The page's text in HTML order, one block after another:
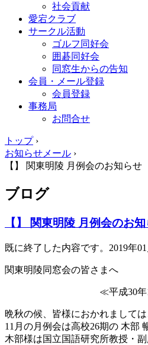
社会貢献
愛宕クラブ
サークル活動
ゴルフ同好会
囲碁同好会
同窓生からの告知
会員・メール登録
会員登録
事務局
お問合せ
トップ›
お知らせメール ›
【】 関東明陵 月例会のお知らせ
ブログ
【】 関東明陵 月例会のお
既に終了した内容です。2019年
関東明陵同窓会の皆さまへ
≪平成30年11月例
晩秋の候、皆様におかれまして
11月の月例会は高校26期の 木部
木部様は国立国語研究所教授・